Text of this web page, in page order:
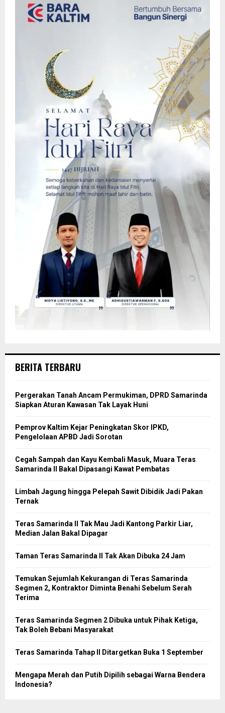
BERITA TERBARU
Pergerakan Tanah Ancam Permukiman, DPRD Samarinda
Siapkan Aturan Kawasan Tak Layak Huni
Pemprov Kaltim Kejar Peningkatan Skor IPKD,
Pengelolaan APBD Jadi Sorotan
Cegah Sampah dan Kayu Kembali Masuk, Muara Teras
Samarinda II Bakal Dipasangi Kawat Pembatas
Limbah Jagung hingga Pelepah Sawit Dibidik Jadi Pakan
Ternak
Teras Samarinda II Tak Mau Jadi Kantong Parkir Liar,
Median Jalan Bakal Dipagar
Taman Teras Samarinda II Tak Akan Dibuka 24 Jam
Temukan Sejumlah Kekurangan di Teras Samarinda
Segmen 2, Kontraktor Diminta Benahi Sebelum Serah
Terima
Teras Samarinda Segmen 2 Dibuka untuk Pihak Ketiga,
Tak Boleh Bebani Masyarakat
Teras Samarinda Tahap II Ditargetkan Buka 1 September
Mengapa Merah dan Putih Dipilih sebagai Warna Bendera
Indonesia?